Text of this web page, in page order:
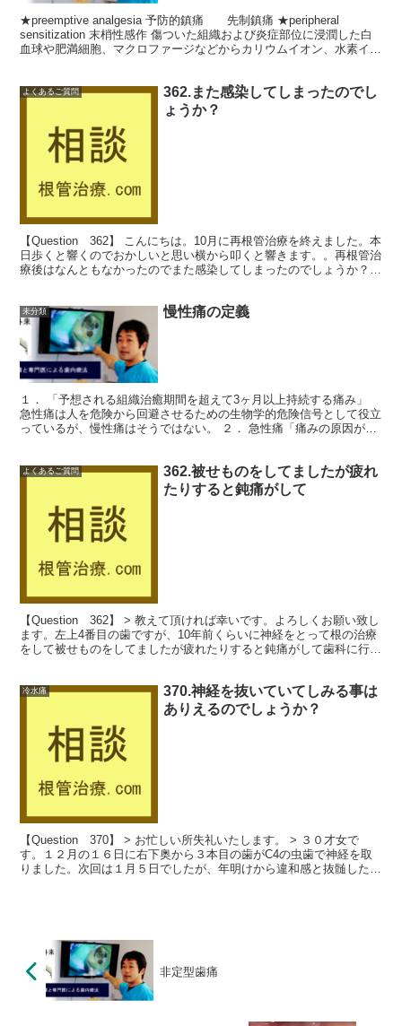
★preemptive analgesia 予防的鎮痛 先制鎮痛 ★peripheral
sensitization 末梢性感作 傷ついた組織および炎症部位に浸潤した白
血球や肥満細胞、マクロファージなどからカリウムイオン、水素イオ
よくあるご質問
362.また感染してしまったのでし
ょうか？
【Question 362】 こんにちは。10月に再根管治療を終えました。本
日歩くと響くのでおかしいと思い横から叩くと響きます。。再根管治
療後はなんともなかったのでまた感染してしまったのでしょうか？ >
未分類 慢性痛の定義
１． 「予想される組織治癒期間を超えて3ヶ月以上持続する痛み」
急性痛は人を危険から回避させるための生物学的危険信号として役立
っているが、慢性痛はそうではない。 ２． 急性痛「痛みの原因がな
よくあるご質問
362.被せものをしてましたが疲れ
たりすると鈍痛がして
【Question 362】 > 教えて頂ければ幸いです。よろしくお願い致し
ます。左上4番目の歯ですが、10年前くらいに神経をとって根の治療
をして被せものをしてましたが疲れたりすると鈍痛がして歯科に行く
冷水痛
370.神経を抜いていてしみる事は
ありえるのでしょうか？
【Question 370】 > お忙しい所失礼いたします。 > ３０才女で
す。１２月の１６日に右下奥から３本目の歯がC4の虫歯で神経を取
りました。次回は１月５日でしたが、年明けから違和感と抜髄した部
非定型歯痛